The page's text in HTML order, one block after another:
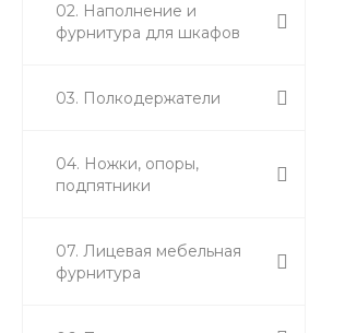
02. Наполнение и
фурнитура для шкафов
03. Полкодержатели
04. Ножки, опоры,
подпятники
07. Лицевая мебельная
фурнитура